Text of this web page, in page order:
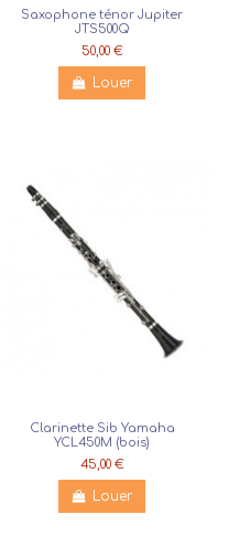
Saxophone ténor Jupiter
JTS500Q
50,00 €
Louer
Clarinette Sib Yamaha
YCL450M (bois)
45,00 €
Louer